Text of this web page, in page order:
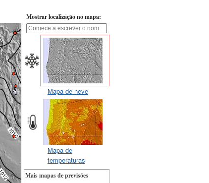
Mostrar localização no mapa:
Mapa de neve
Mapa de
temperaturas
Mais mapas de previsões